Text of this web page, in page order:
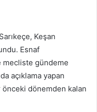
Keşan
Esnaf
mecliste gündeme
açıklama yapan
önceki dönemden kalan